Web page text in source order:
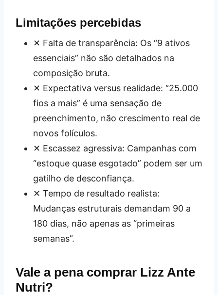
Limitações percebidas
✕ Falta de transparência: Os “9 ativos
essenciais” não são detalhados na
composição bruta.
✕ Expectativa versus realidade: “25.000
fios a mais” é uma sensação de
preenchimento, não crescimento real de
novos folículos.
✕ Escassez agressiva: Campanhas com
“estoque quase esgotado” podem ser um
gatilho de desconfiança.
✕ Tempo de resultado realista:
Mudanças estruturais demandam 90 a
180 dias, não apenas as “primeiras
semanas”.
Vale a pena comprar Lizz Ante
Nutri?